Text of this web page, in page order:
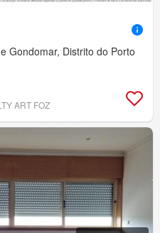
Gondomar, Distrito do Porto
ART FOZ